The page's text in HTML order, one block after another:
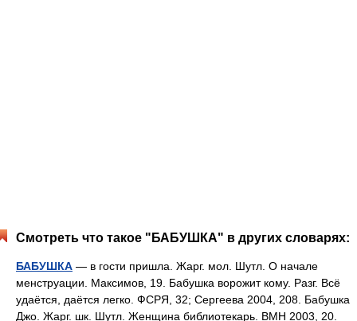
Смотреть что такое "БАБУШКА" в других словарях:
БАБУШКА — в гости пришла. Жарг. мол. Шутл. О начале
менструации. Максимов, 19. Бабушка ворожит кому. Разг. Всё
удаётся, даётся легко. ФСРЯ, 32; Сергеева 2004, 208. Бабушка
Джо. Жарг. шк. Шутл. Женщина библиотекарь. ВМН 2003, 20.